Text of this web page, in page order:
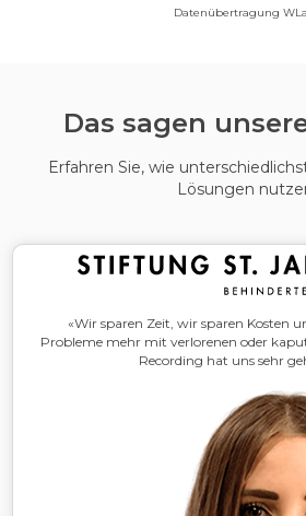
Datenübertragung
Das sagen
Erfahren Sie, wie
Lösungen
«Wir sparen Zeit, wir sparen Kosten
Probleme mehr mit verlorenen oder
Recording hat uns sehr